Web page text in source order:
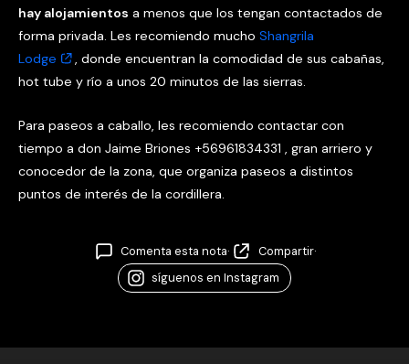
hay alojamientos a menos que los tengan contactados de
forma privada. Les recomiendo mucho Shangrila
Lodge
, donde encuentran la comodidad de sus cabañas,
hot tube y río a unos 20 minutos de las sierras.
Para paseos a caballo, les recomiendo contactar con
tiempo a don Jaime Briones +56961834331 , gran arriero y
conocedor de la zona, que organiza paseos a distintos
puntos de interés de la cordillera.
Comenta esta nota· Compartir·
síguenos en Instagram